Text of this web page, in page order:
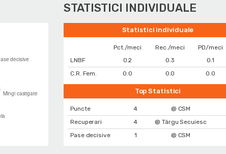
STATISTICI INDIVIDUALE
Statistici individuale
Pct./meci Rec./meci PD/meci
LNBF
0.2 0.3 0.1
C.R. Fem.
0.0 0.0 0.0
Top Statistici
Puncte 4 @ CSM
Recuperari
4 @ Târgu Secuiesc
Pase decisive
1 @ CSM